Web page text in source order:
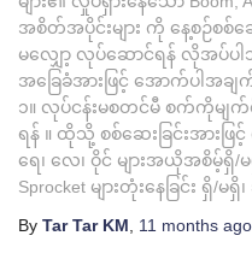
အစိတ်အပိုင်းများ ကို နေ့စဉ်စစ်
မလျှော့ လုပ်ဆောင်ရန် လိုအပ်ပါ
အခြေခံအားဖြင့် အောက်ပါအ
၁။ လုပ်ငန်းမစတင်မီ စက်ကိုမျ
ရန် ။ ထိုသို့ စစ်ဆေးခြင်းအားဖ
ရေ၊ လေ၊ ဝိုင် များအယိုအစိမ့်ရှိ/မ
Sprocket များတုံးနေခြင်း ရှိ/မရှိ
By Tar Tar KM 11 months ago